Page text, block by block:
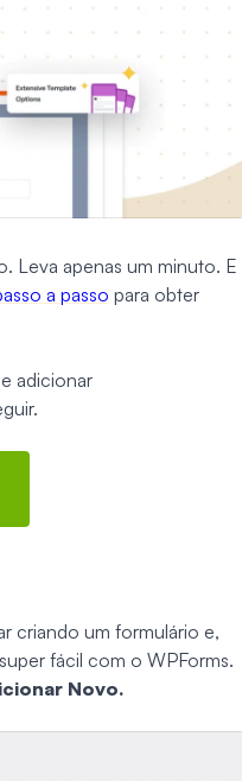
Leva apenas um minuto. E
a passo para obter
adicionar
criando um formulário e,
fácil com o WPForms.
Novo.